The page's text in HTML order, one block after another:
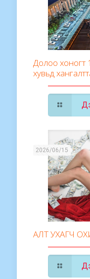
Долоо хоногт
хувьд
2026/06/15
АЛТ УХАГЧ